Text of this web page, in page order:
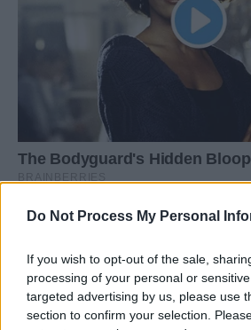
Do Not Process My Personal
If you wish to opt-out of the sale,
processing of your personal or
targeted advertising by us, please use
section to confirm your selection.